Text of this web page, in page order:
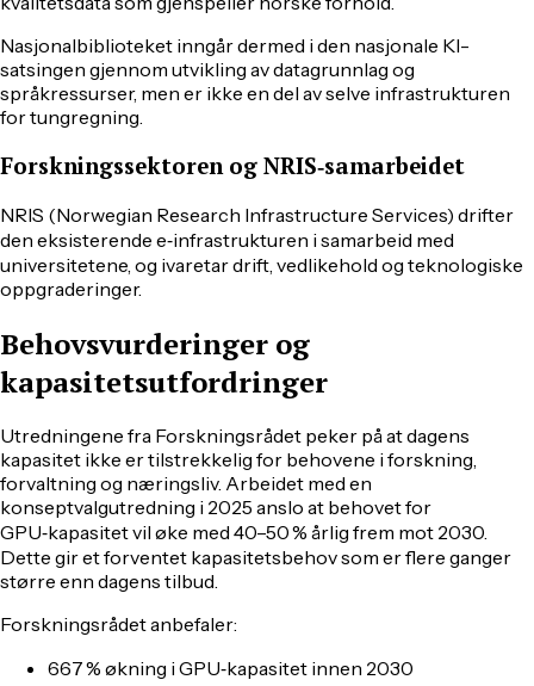
Nasjonalbiblioteket inngår dermed i den nasjonale KI-
satsingen gjennom utvikling av datagrunnlag og
språkressurser, men er ikke en del av selve infrastrukturen
for tungregning.
Forskningssektoren og NRIS‑samarbeidet
NRIS (Norwegian Research Infrastructure Services) drifter
den eksisterende e‑infrastrukturen i samarbeid med
universitetene, og ivaretar drift, vedlikehold og teknologiske
oppgraderinger.
Behovsvurderinger og
kapasitetsutfordringer
Utredningene fra Forskningsrådet peker på at dagens
kapasitet ikke er tilstrekkelig for behovene i forskning,
forvaltning og næringsliv. Arbeidet med en
konseptvalgutredning i 2025 anslo at behovet for
GPU‑kapasitet vil øke med 40–50 % årlig frem mot 2030.
Dette gir et forventet kapasitetsbehov som er flere ganger
større enn dagens tilbud.
Forskningsrådet anbefaler:
667 % økning i GPU‑kapasitet innen 2030